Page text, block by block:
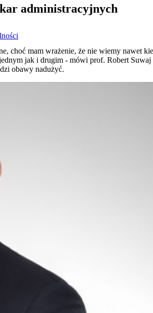
administracyjnych
choć mam wrażenie, że nie wiemy nawet
jak i drugim - mówi prof. Robert Suwaj
obawy nadużyć.